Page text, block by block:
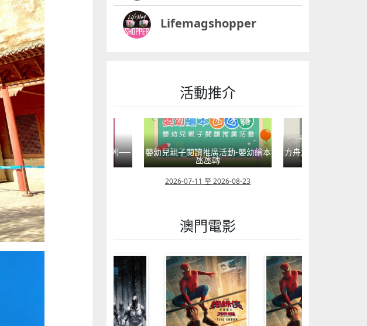
Lifemagshopper
活動推介
童心探秘澳門的“中國第一”系列──
2026-07-11 至 2026-08-08
嬰幼兒親子閱讀推廣活動-嬰幼繪本
氹氹轉
2026-07-11 至 2026-08-23
方舟澳門藝術學會呈
澳門電影